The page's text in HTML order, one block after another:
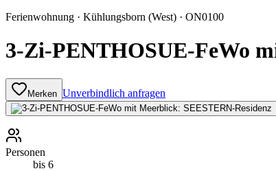
Ferienwohnung · Kühlungsborn (West) · ON0100
3-Zi-PENTHOSUE-FeWo
Merken Unverbindlich anfragen
Personen
bis 6